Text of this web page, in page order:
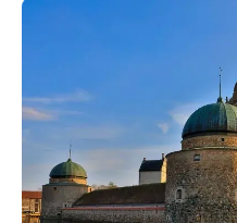
Manuellt Få
Välj